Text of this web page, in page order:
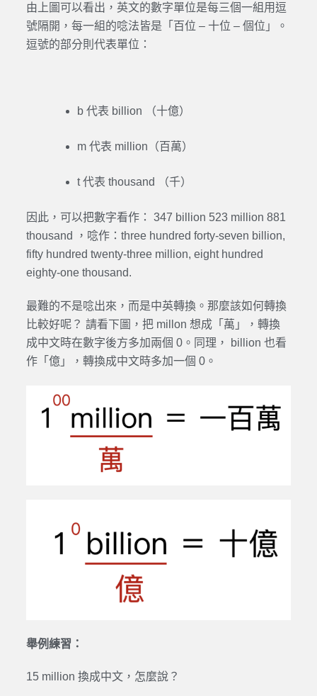
由上圖可以看出，英文的數字單位是每三個一組用逗
號隔開，每一組的唸法皆是「百位 – 十位 – 個位」。
逗號的部分則代表單位：
b 代表 billion （十億）
m 代表 million（百萬）
t 代表 thousand （千）
因此，可以把數字看作： 347 billion 523 million 881
thousand ，唸作：three hundred forty-seven billion,
fifty hundred twenty-three million, eight hundred
eighty-one thousand.
最難的不是唸出來，而是中英轉換。那麼該如何轉換
比較好呢？ 請看下圖，把 millon 想成「萬」，轉換
成中文時在數字後方多加兩個 0。同理， billion 也看
作「億」，轉換成中文時多加一個 0。
舉例練習：
15 million 換成中文，怎麼說？